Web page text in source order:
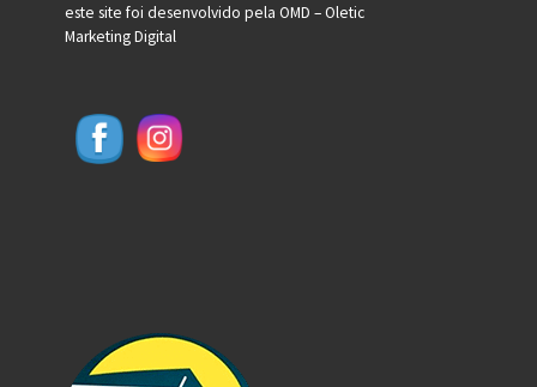
este site foi desenvolvido pela OMD – Oletic
Marketing Digital